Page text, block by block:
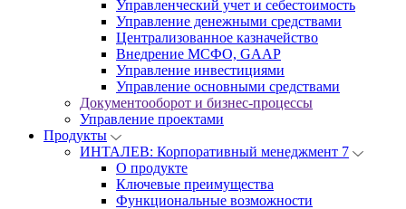
Управленческий учет и себестоимость
Управление денежными средствами
Централизованное казначейство
Внедрение МСФО, GAAP
Управление инвестициями
Управление основными средствами
Документооборот и бизнес-процессы
Управление проектами
Продукты
ИНТАЛЕВ: Корпоративный менеджмент 7
О продукте
Ключевые преимущества
Функциональные возможности